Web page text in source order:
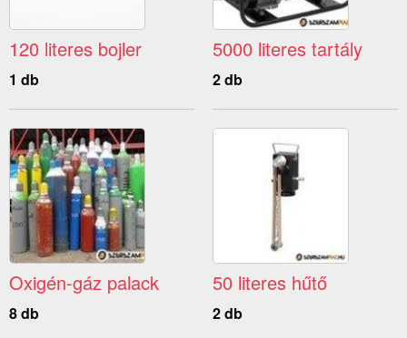
120 literes bojler
1 db
5000 literes tartály
2 db
Oxigén-gáz palack
8 db
50 literes hűtő
2 db